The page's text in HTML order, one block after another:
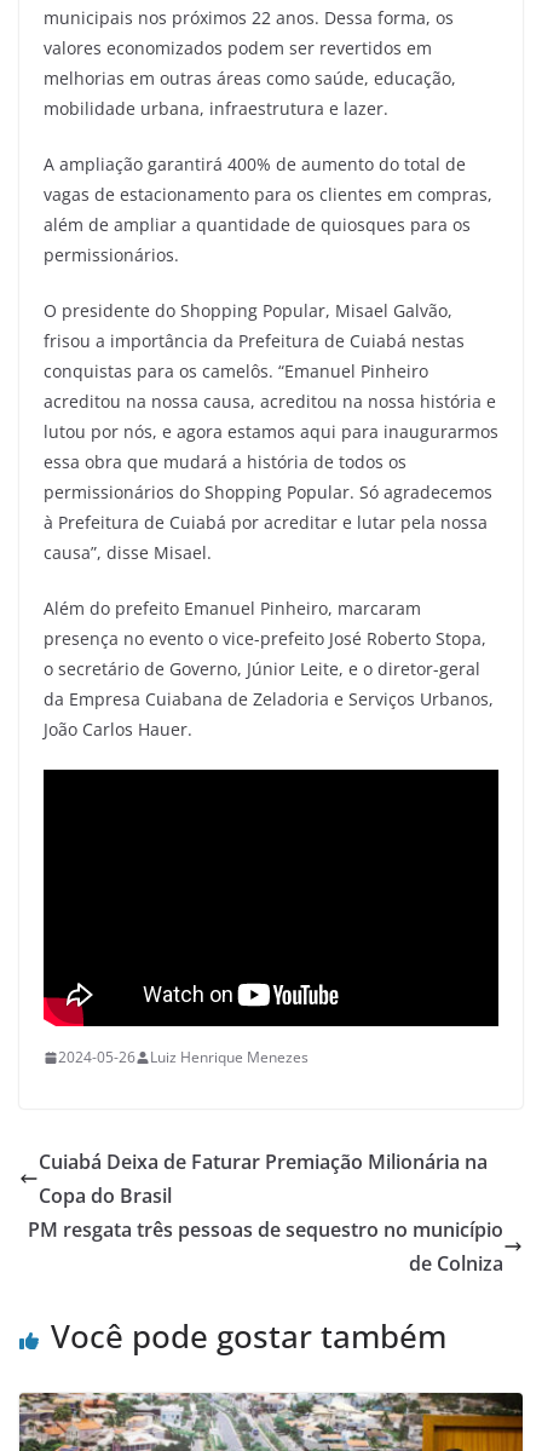
municipais nos próximos 22 anos. Dessa forma, os
valores economizados podem ser revertidos em
melhorias em outras áreas como saúde, educação,
mobilidade urbana, infraestrutura e lazer.
A ampliação garantirá 400% de aumento do total de
vagas de estacionamento para os clientes em compras,
além de ampliar a quantidade de quiosques para os
permissionários.
O presidente do Shopping Popular, Misael Galvão,
frisou a importância da Prefeitura de Cuiabá nestas
conquistas para os camelôs. “Emanuel Pinheiro
acreditou na nossa causa, acreditou na nossa história e
lutou por nós, e agora estamos aqui para inaugurarmos
essa obra que mudará a história de todos os
permissionários do Shopping Popular. Só agradecemos
à Prefeitura de Cuiabá por acreditar e lutar pela nossa
causa”, disse Misael.
Além do prefeito Emanuel Pinheiro, marcaram
presença no evento o vice-prefeito José Roberto Stopa,
o secretário de Governo, Júnior Leite, e o diretor-geral
da Empresa Cuiabana de Zeladoria e Serviços Urbanos,
João Carlos Hauer.
2024-05-26 Luiz Henrique Menezes
Cuiabá Deixa de Faturar Premiação Milionária na
Copa do Brasil
PM resgata três pessoas de sequestro no município
de Colniza
Você pode gostar também